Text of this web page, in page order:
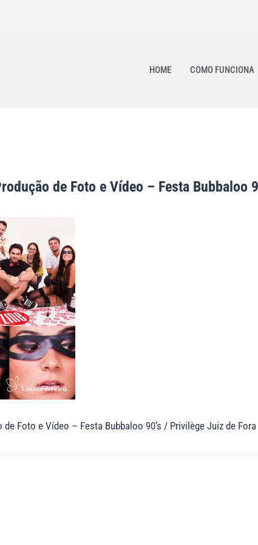
HOME COMO FUNCIONA
de Foto e Vídeo – Festa Bubbaloo
Foto e Vídeo – Festa Bubbaloo 90’s / Privilège Juiz de Fora